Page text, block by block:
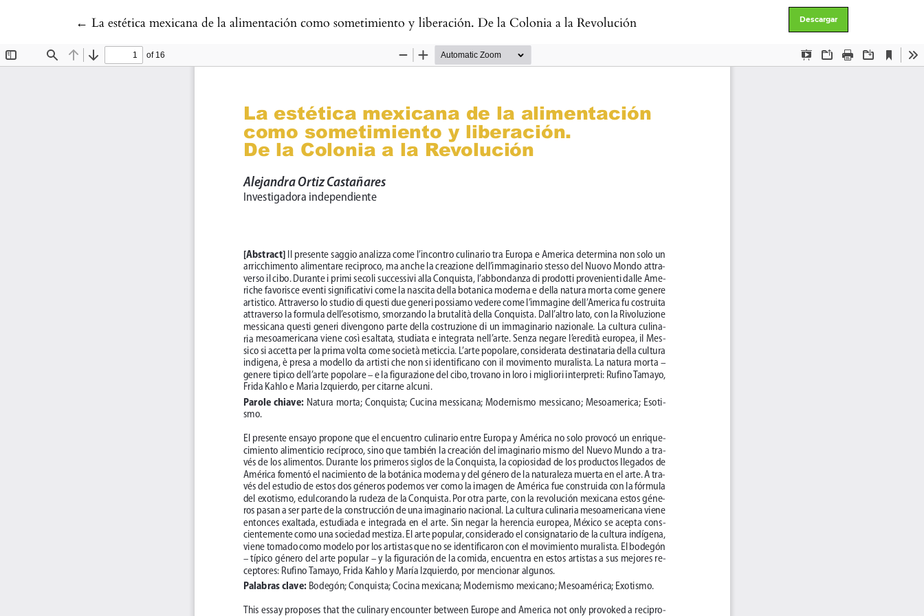
←Volver a los detalles del artículo
La estética mexicana de la alimentación como sometimiento y liberación. De la Colonia a la Revolución Descargar